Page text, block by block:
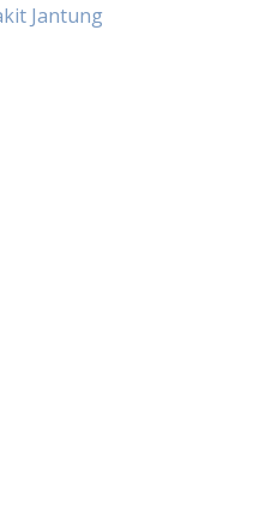
Jantung